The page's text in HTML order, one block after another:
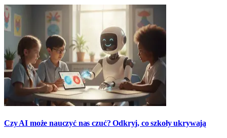
Czy AI może nauczyć nas czuć? Odkryj, co szkoły ukrywają